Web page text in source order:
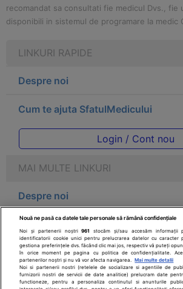
recomandat sa consultati fie medicul Dvs., fie
disponibili in sistemul de programare la medic
LINKURI RAPIDE
Despre noi
Cum te ajuta SfatulMedicului
Login / Cont nou
MAI MULTE LINKURI
Despre noi
Legal
Drepturile consumatorului
Parteneri
Nouă ne pasă ca datele tale personale să rămână confidențiale
Noi și partenerii noștri961
stocăm și/sau accesăm informații
identificatorii cookie unici pentru prelucrarea datelor cu caracter
gestiona preferințele dvs. făcând clic mai jos, respectiv vă puteți
în orice moment pe pagina cu politica de confidențialitate.
partenerilor noștri și nu vă vor afecta navigarea.
Mai multe detalii
Noi si partenerii nostri (retelele de socializare si agentiile de
furnizorii nostri de servicii de date analitice) prelucram date
functioneze, pentru a personaliza continutul si anunturile